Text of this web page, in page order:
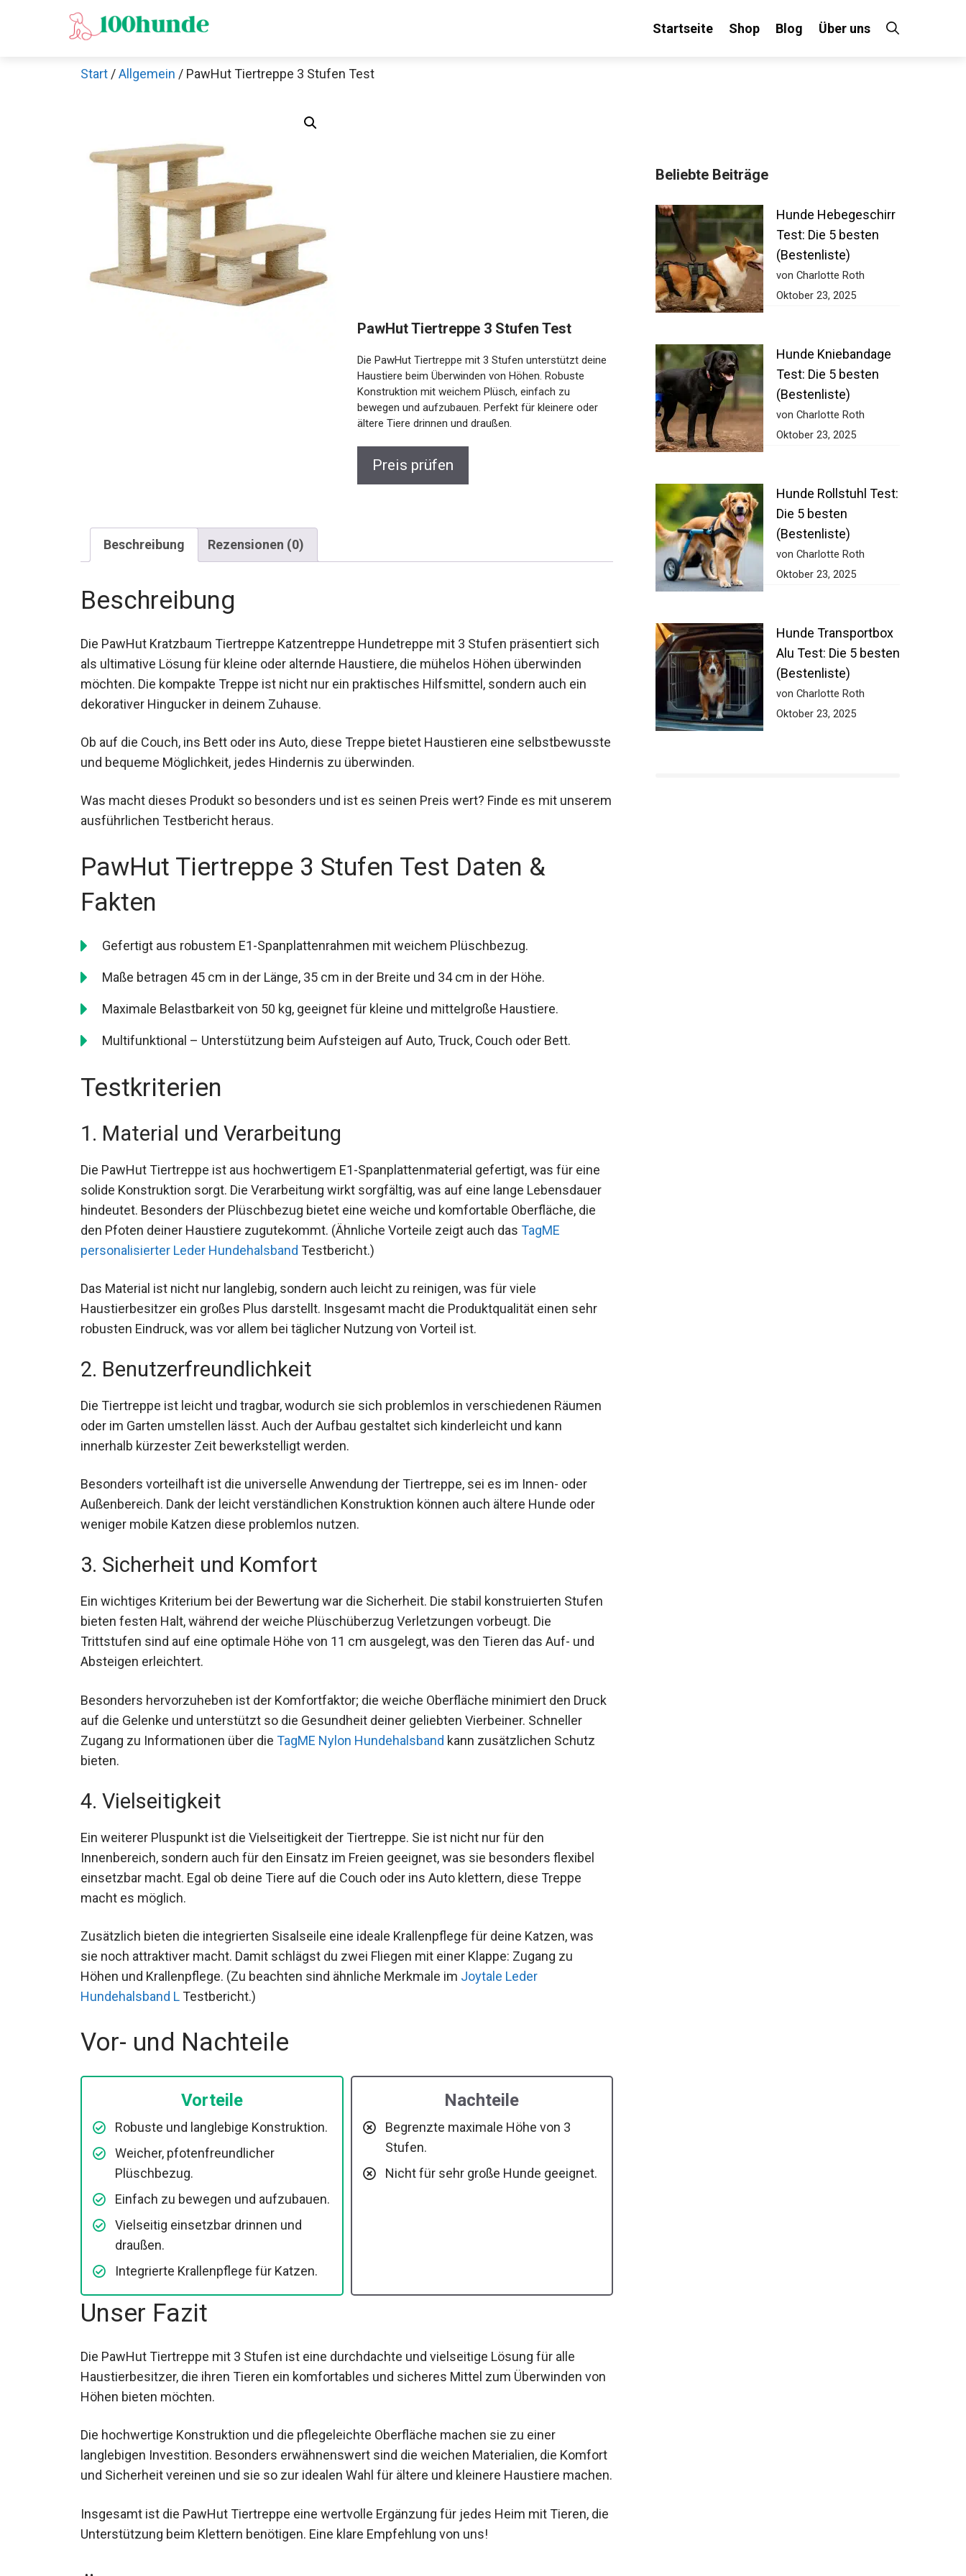
Startseite Shop Blog Über uns
Start /Allgemein / PawHut Tiertreppe 3 Stufen Test
PawHut Tiertreppe 3 Stufen Test
Die PawHut Tiertreppe mit 3 Stufen unterstützt deine
Haustiere beim Überwinden von Höhen. Robuste
Konstruktion mit weichem Plüsch, einfach zu
bewegen und aufzubauen. Perfekt für kleinere oder
ältere Tiere drinnen und draußen.
Preis prüfen
Beschreibung Rezensionen (0)
Beschreibung
Die PawHut Kratzbaum Tiertreppe Katzentreppe Hundetreppe mit 3 Stufen präsentiert sich
als ultimative Lösung für kleine oder alternde Haustiere, die mühelos Höhen überwinden
möchten. Die kompakte Treppe ist nicht nur ein praktisches Hilfsmittel, sondern auch ein
dekorativer Hingucker in deinem Zuhause.
Ob auf die Couch, ins Bett oder ins Auto, diese Treppe bietet Haustieren eine selbstbewusste
und bequeme Möglichkeit, jedes Hindernis zu überwinden.
Was macht dieses Produkt so besonders und ist es seinen Preis wert? Finde es mit unserem
ausführlichen Testbericht heraus.
PawHut Tiertreppe 3 Stufen Test Daten &
Fakten
Gefertigt aus robustem E1-Spanplattenrahmen mit weichem Plüschbezug.
Maße betragen 45 cm in der Länge, 35 cm in der Breite und 34 cm in der Höhe.
Maximale Belastbarkeit von 50 kg, geeignet für kleine und mittelgroße Haustiere.
Multifunktional – Unterstützung beim Aufsteigen auf Auto, Truck, Couch oder Bett.
Testkriterien
1. Material und Verarbeitung
Die PawHut Tiertreppe ist aus hochwertigem E1-Spanplattenmaterial gefertigt, was für eine
solide Konstruktion sorgt. Die Verarbeitung wirkt sorgfältig, was auf eine lange Lebensdauer
hindeutet. Besonders der Plüschbezug bietet eine weiche und komfortable Oberfläche, die
den Pfoten deiner Haustiere zugutekommt. (Ähnliche Vorteile zeigt auch das TagME
personalisierter Leder Hundehalsband Testbericht.)
Das Material ist nicht nur langlebig, sondern auch leicht zu reinigen, was für viele
Haustierbesitzer ein großes Plus darstellt. Insgesamt macht die Produktqualität einen sehr
robusten Eindruck, was vor allem bei täglicher Nutzung von Vorteil ist.
2. Benutzerfreundlichkeit
Die Tiertreppe ist leicht und tragbar, wodurch sie sich problemlos in verschiedenen Räumen
oder im Garten umstellen lässt. Auch der Aufbau gestaltet sich kinderleicht und kann
innerhalb kürzester Zeit bewerkstelligt werden.
Besonders vorteilhaft ist die universelle Anwendung der Tiertreppe, sei es im Innen- oder
Außenbereich. Dank der leicht verständlichen Konstruktion können auch ältere Hunde oder
weniger mobile Katzen diese problemlos nutzen.
3. Sicherheit und Komfort
Ein wichtiges Kriterium bei der Bewertung war die Sicherheit. Die stabil konstruierten Stufen
bieten festen Halt, während der weiche Plüschüberzug Verletzungen vorbeugt. Die
Trittstufen sind auf eine optimale Höhe von 11 cm ausgelegt, was den Tieren das Auf- und
Absteigen erleichtert.
Besonders hervorzuheben ist der Komfortfaktor; die weiche Oberfläche minimiert den Druck
auf die Gelenke und unterstützt so die Gesundheit deiner geliebten Vierbeiner. Schneller
Zugang zu Informationen über die TagME Nylon Hundehalsband kann zusätzlichen Schutz
bieten.
4. Vielseitigkeit
Ein weiterer Pluspunkt ist die Vielseitigkeit der Tiertreppe. Sie ist nicht nur für den
Innenbereich, sondern auch für den Einsatz im Freien geeignet, was sie besonders flexibel
einsetzbar macht. Egal ob deine Tiere auf die Couch oder ins Auto klettern, diese Treppe
macht es möglich.
Zusätzlich bieten die integrierten Sisalseile eine ideale Krallenpflege für deine Katzen, was
sie noch attraktiver macht. Damit schlägst du zwei Fliegen mit einer Klappe: Zugang zu
Höhen und Krallenpflege. (Zu beachten sind ähnliche Merkmale im Joytale Leder
Hundehalsband LTestbericht.)
Vor- und Nachteile
Vorteile
Robuste und langlebige Konstruktion.
Weicher, pfotenfreundlicher
Plüschbezug.
Einfach zu bewegen und aufzubauen.
Vielseitig einsetzbar drinnen und
draußen.
Integrierte Krallenpflege für Katzen.
Nachteile
Begrenzte maximale Höhe von 3
Stufen.
Nicht für sehr große Hunde geeignet.
Unser Fazit
Die PawHut Tiertreppe mit 3 Stufen ist eine durchdachte und vielseitige Lösung für alle
Haustierbesitzer, die ihren Tieren ein komfortables und sicheres Mittel zum Überwinden von
Höhen bieten möchten.
Die hochwertige Konstruktion und die pflegeleichte Oberfläche machen sie zu einer
langlebigen Investition. Besonders erwähnenswert sind die weichen Materialien, die Komfort
und Sicherheit vereinen und sie so zur idealen Wahl für ältere und kleinere Haustiere machen.
Insgesamt ist die PawHut Tiertreppe eine wertvolle Ergänzung für jedes Heim mit Tieren, die
Unterstützung beim Klettern benötigen. Eine klare Empfehlung von uns!
Beliebte Beiträge
Hunde Hebegeschirr
Test: Die 5 besten
(Bestenliste)
von Charlotte Roth
Oktober 23, 2025
Hunde Kniebandage
Test: Die 5 besten
(Bestenliste)
von Charlotte Roth
Oktober 23, 2025
Hunde Rollstuhl Test:
Die 5 besten
(Bestenliste)
von Charlotte Roth
Oktober 23, 2025
Hunde Transportbox
Alu Test: Die 5 besten
(Bestenliste)
von Charlotte Roth
Oktober 23, 2025